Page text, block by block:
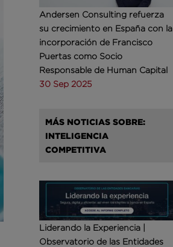
Andersen Consulting refuerza
su crecimiento en España con la
incorporación de Francisco
Puertas como Socio
Responsable de Human Capital
30 Sep 2025
MÁS NOTICIAS SOBRE:
INTELIGENCIA
COMPETITIVA
Liderando la Experiencia |
Observatorio de las Entidades